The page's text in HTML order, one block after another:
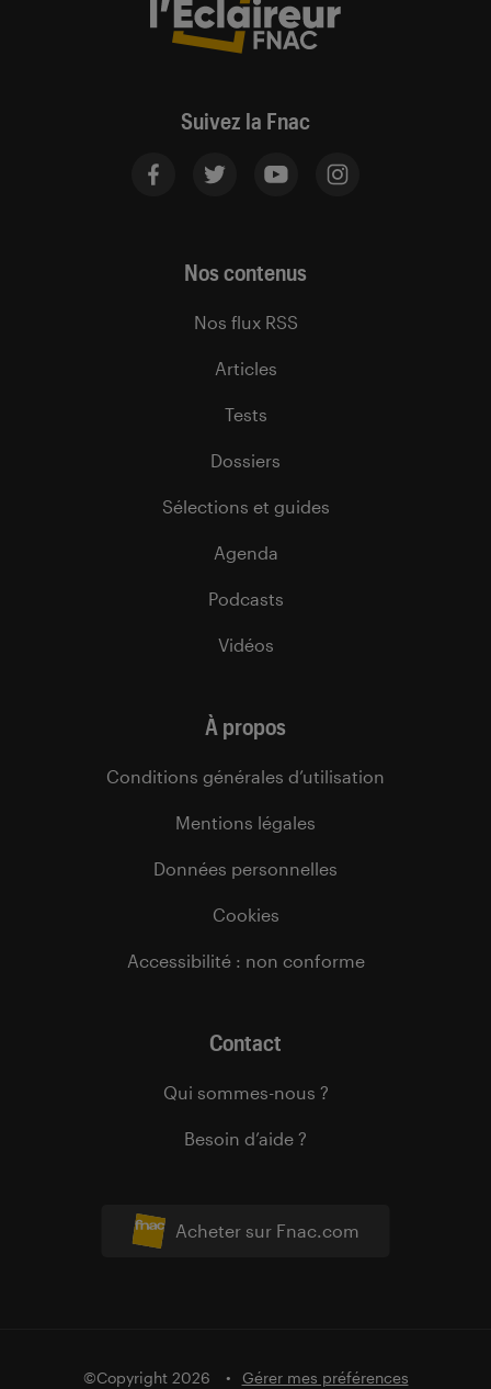
Suivez la Fnac
Acheter sur Fnac.com
Nos contenus
Nos flux RSS
Articles
Tests
Dossiers
Sélections et guides
Agenda
Podcasts
Vidéos
À propos
Conditions générales d’utilisation
Mentions légales
Données personnelles
Cookies
Accessibilité : non conforme
Contact
Qui sommes-nous ?
Besoin d’aide ?
©Copyright 2026 Gérer mes préférences